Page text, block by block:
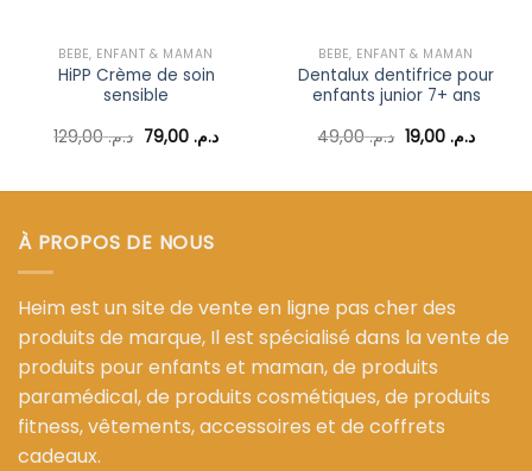
BÉBÉ, ENFANT & MAMAN
HiPP Crème de soin
sensible
د.م.129,00 Le
prix
د.م. 129,00.
د.م. 79,00 Le
د.م. 79,00.
BÉBÉ, ENFANT & MAMAN
Dentalux dentifrice pour
enfants junior 7+ ans
د.م.49,00 Le
prix
د.م. 49,00.
د.م. 19,00 Le
د.م. 25,00.
À PROPOS DE NOUS
Heim est un site de vente en ligne pas cher des
produits de marque, Il est spécialisé dans la vente de
produits pour enfants et maman, de produits
paramédical, de produits cosmétiques, de produits
fitness, vêtements, accessoires et de coffrets
cadeaux.